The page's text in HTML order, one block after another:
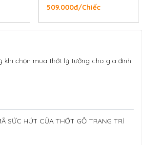
509.000đ/Chiếc
khi chọn mua thớt lý tưởng cho gia đình
SỨC HÚT CỦA THỚT GỖ TRANG TRÍ